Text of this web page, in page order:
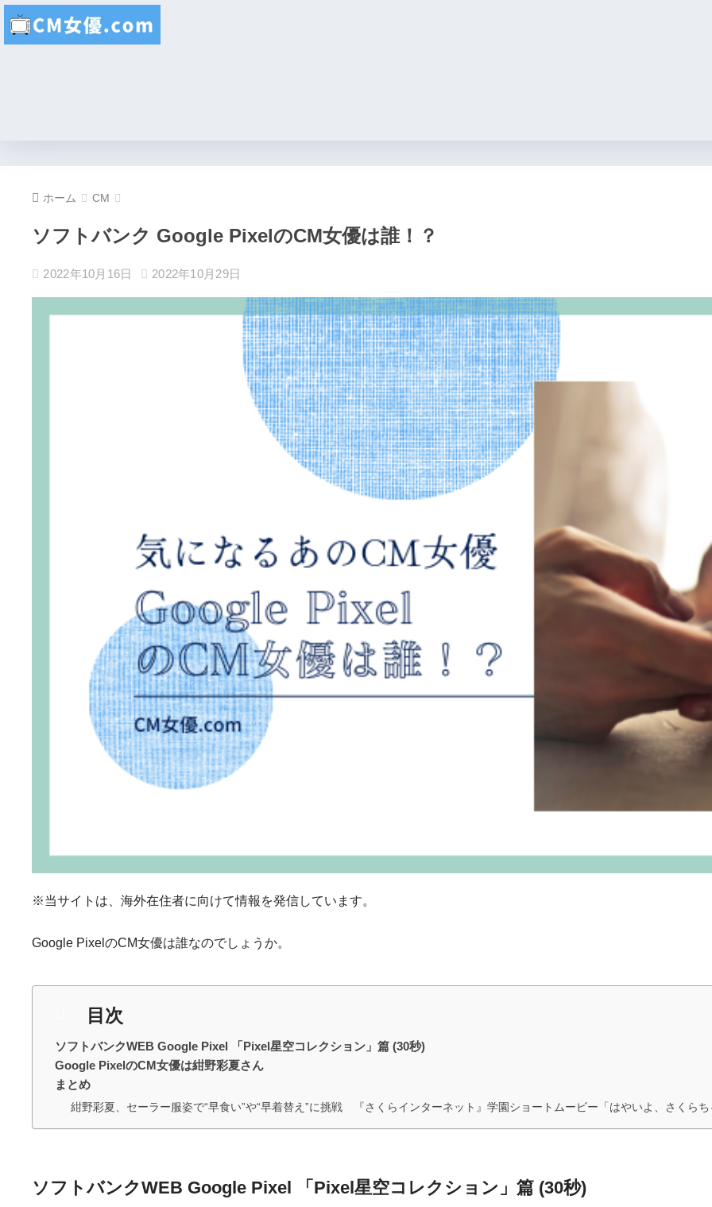
ホーム CM
ソフトバンク Google PixelのCM女優は誰！？
2022年10月16日 2022年10月29日
※当サイトは、海外在住者に向けて情報を発信しています。
Google PixelのCM女優は誰なのでしょうか。
目次
ソフトバンクWEB Google Pixel 「Pixel星空コレクション」篇 (30秒)
Google PixelのCM女優は紺野彩夏さん
まとめ
紺野彩夏、セーラー服姿で“早食い”や“早着替え”に挑戦 『さくらインターネット』学園ショートムービー「はやいよ、さくら
ソフトバンクWEB Google Pixel 「Pixel星空コレクション」篇 (30秒)